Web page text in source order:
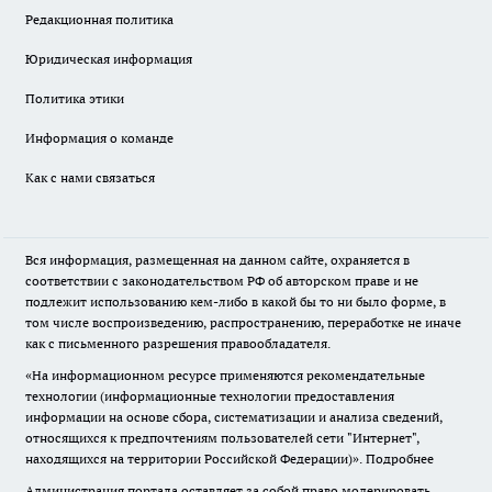
Редакционная политика
Юридическая информация
Политика этики
Информация о команде
Как с нами связаться
Вся информация, размещенная на данном сайте, охраняется в
соответствии с законодательством РФ об авторском праве и не
подлежит использованию кем-либо в какой бы то ни было форме, в
том числе воспроизведению, распространению, переработке не иначе
как с письменного разрешения правообладателя.
«На информационном ресурсе применяются рекомендательные
технологии (информационные технологии предоставления
информации на основе сбора, систематизации и анализа сведений,
относящихся к предпочтениям пользователей сети "Интернет",
находящихся на территории Российской Федерации)». Подробнее